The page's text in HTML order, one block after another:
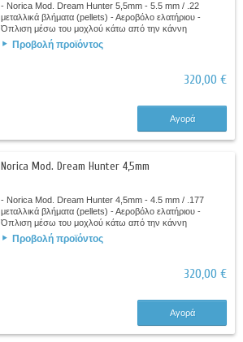
- Norica Mod. Dream Hunter 5,5mm - 5.5 mm / .22
μεταλλικά βλήματα (pellets) - Αεροβόλο ελατήριου -
Όπλιση μέσω του μοχλού κάτω από την κάννη
(Underelever) - Αντικραδασμικό και αμφιδέξιο...
Προβολή προϊόντος
320,00 €
Αγορά
Norica Mod. Dream Hunter 4,5mm
- Norica Mod. Dream Hunter 4,5mm - 4.5 mm / .177
μεταλλικά βλήματα (pellets) - Αεροβόλο ελατήριου -
Όπλιση μέσω του μοχλού κάτω από την κάννη
(Underelever) - Αντικραδασμικό και αμφιδέξιο...
Προβολή προϊόντος
320,00 €
Αγορά